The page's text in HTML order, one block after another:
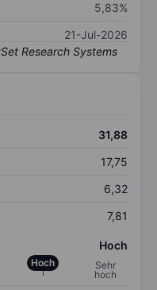
5,83%
21-Jul-2026
31,88
17,75
6,32
7,81
Hoch
Hoch
Sehr
hoch